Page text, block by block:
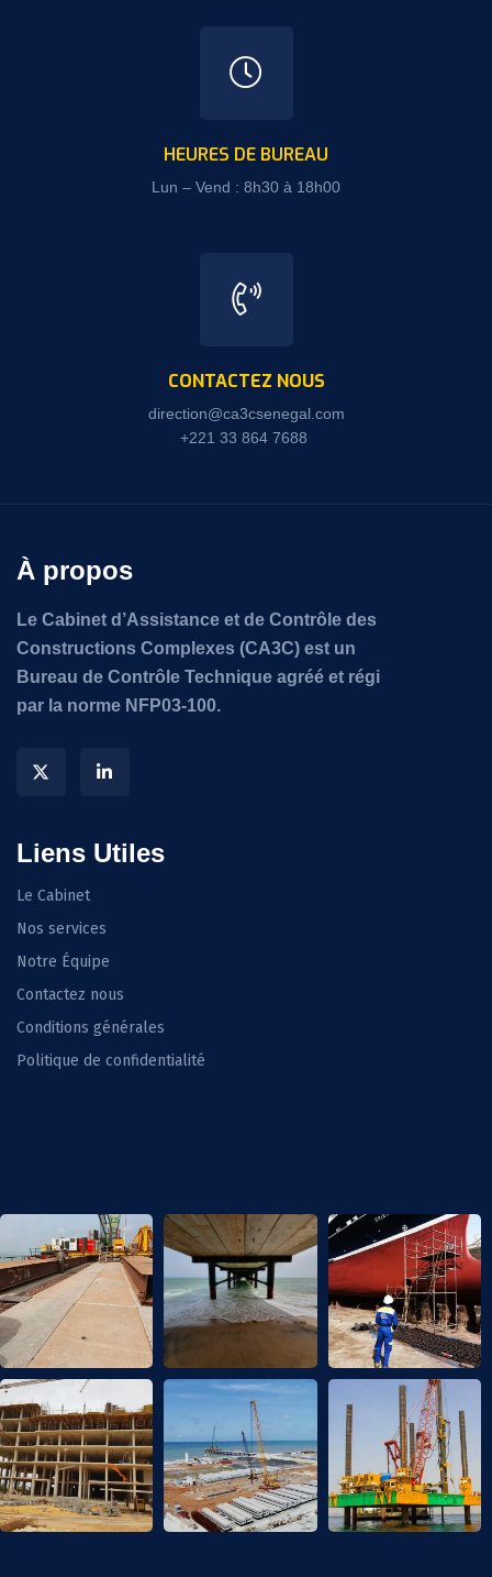
HEURES DE BUREAU
Lun – Vend : 8h30 à 18h00
CONTACTEZ NOUS
direction@ca3csenegal.com
+221 33 864 7688
À propos
Le Cabinet d’Assistance et de Contrôle des
Constructions Complexes (CA3C) est un
Bureau de Contrôle Technique agréé et régi
par la norme NFP03-100.
Liens Utiles
Le Cabinet
Nos services
Notre Équipe
Contactez nous
Conditions générales
Politique de confidentialité